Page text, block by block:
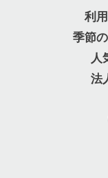
利
季節
人
法